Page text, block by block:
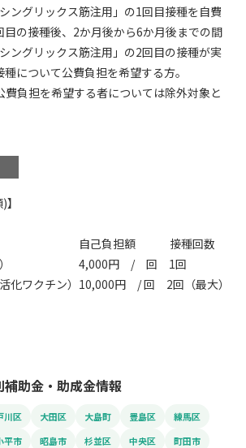
ングリックス筋注用」の1回目接種を自費
目の接種後、2か月後から6か月後までの間
ングリックス筋注用」の2回目の接種が実
について公費負担を希望する方。
費負担を希望する者については除外対象と
己負担額 接種回数
チン） 4,000円 / 回 1回
化ワクチン）10,000円 / 回 2回（最大）
助金・助成金情報
川区 大田区 大島町 豊島区
練馬区
平市 昭島市 杉並区 中央区
町田市